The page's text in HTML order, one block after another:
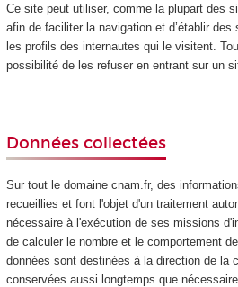
Ce site peut utiliser, comme la plupart des
afin de faciliter la navigation et d’établir
les profils des internautes qui le visitent.
possibilité de les refuser en entrant sur un
Données collectées
Sur tout le domaine cnam.fr, des
recueillies et font l'objet d'un traitement
nécessaire à l'exécution de ses missions
de calculer le nombre et le comportement
données sont destinées à la direction de la
conservées aussi longtemps que